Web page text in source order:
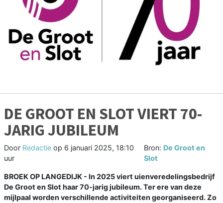
DE GROOT EN SLOT VIERT 70-
JARIG JUBILEUM
Door Redactie op 6 januari 2025, 18:10
uur
Bron: De Groot en
Slot
BROEK OP LANGEDIJK - In 2025 viert uienveredelingsbedrijf
De Groot en Slot haar 70-jarig jubileum. Ter ere van deze
mijlpaal worden verschillende activiteiten georganiseerd. Zo